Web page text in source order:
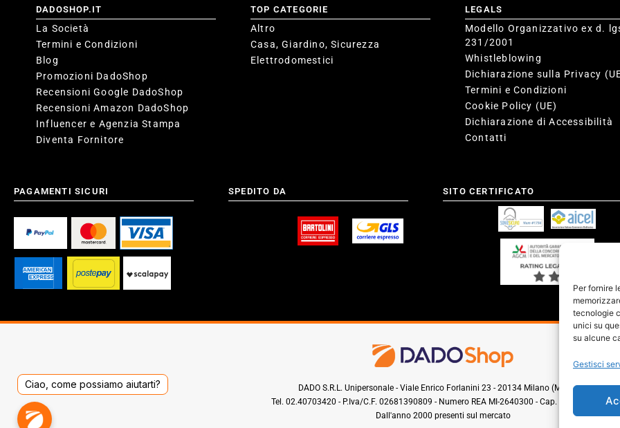
Per fornire
tecnologie
unici su
su alcune
Gestisci
DADOSHOP.IT
La Società
Termini e Condizioni
Blog
Promozioni DadoShop
Recensioni Google DadoShop
Recensioni Amazon DadoShop
Influencer e Agenzia Stampa
Diventa Fornitore
TOP CATEGORIE
Altro
Casa, Giardino, Sicurezza
Elettrodomestici
LEGALS
Modello Organizzativo ex d.
231/2001
Whistleblowing
Dichiarazione sulla Privacy
Termini e Condizioni
Cookie Policy (UE)
Dichiarazione di Accessibilità
Contatti
PAGAMENTI SICURI SPEDITO DA SITO CERTIFICATO
DADO S.R.L. Unipersonale - Viale Enrico Forlanini 23 - 20134 Milano (MI) - Italy
Tel. 02.40703420 - P.Iva/C.F. 02681390809 - Numero REA MI-2640300 - Cap. Soc. € 110.000
Dall'anno 2000 presenti sul mercato
Ciao, come possiamo aiutarti?